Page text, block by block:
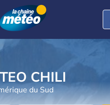
CHILI
du Sud